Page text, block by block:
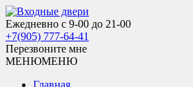
Skip
to
content
Входные двери
Ежедневно с 9-00 до 21-00
+7(905) 777-64-41
Перезвоните мне
МЕНЮМЕНЮ
Главная